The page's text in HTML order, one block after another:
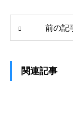
前の記
関連記事